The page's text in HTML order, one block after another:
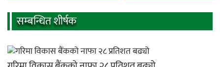
सम्बन्धित शीर्षक